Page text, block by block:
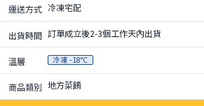
運送方式 冷凍宅配
出貨時間 訂單成立後2-3個工作天內出貨
溫層 冷凍 -18°C
商品類別 地方菜餚